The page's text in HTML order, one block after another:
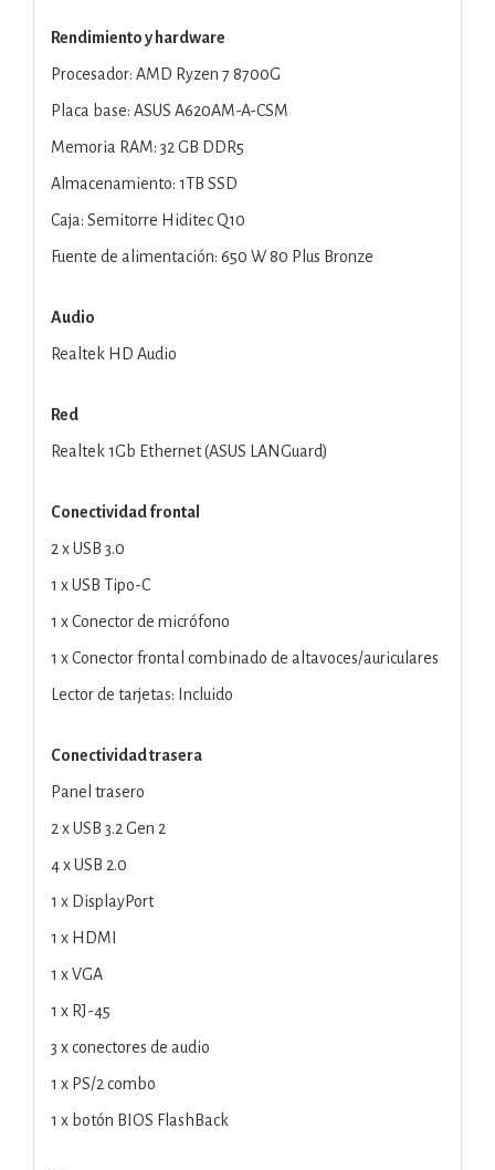
Rendimiento y hardware
Procesador: AMD Ryzen 7 8700G
Placa base: ASUS A620AM-A-CSM
Memoria RAM: 32 GB DDR5
Almacenamiento: 1TB SSD
Caja: Semitorre Hiditec Q10
Fuente de alimentación: 650 W 80 Plus Bronze
Audio
Realtek HD Audio
Red
Realtek 1Gb Ethernet (ASUS LANGuard)
Conectividad frontal
2 x USB 3.0
1 x USB Tipo-C
1 x Conector de micrófono
1 x Conector frontal combinado de altavoces/auriculares
Lector de tarjetas: Incluido
Conectividad trasera
Panel trasero
2 x USB 3.2 Gen 2
4 x USB 2.0
1 x DisplayPort
1 x HDMI
1 x VGA
1 x RJ-45
3 x conectores de audio
1 x PS/2 combo
1 x botón BIOS FlashBack